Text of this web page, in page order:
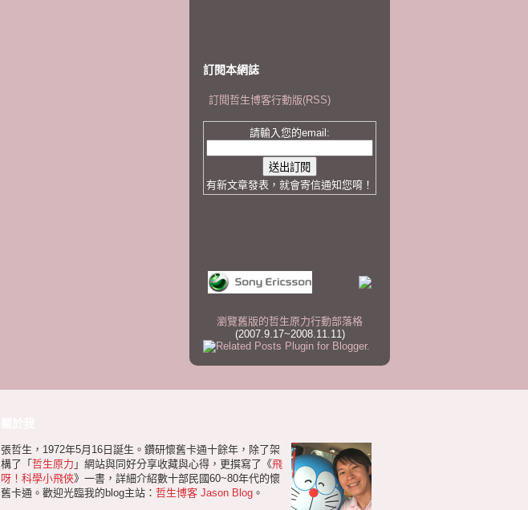
訂閱本網誌
訂閱哲生博客行動版(RSS)
請輸入您的email:
有新文章發表，就會寄信通知您唷！
瀏覽舊版的哲生原力行動部落格
(2007.9.17~2008.11.11)
張哲生，1972年5月16日誕生。鑽研懷舊卡通十餘年，除了架
構了「哲生原力 」網站與同好分享收藏與心得，更撰寫了《飛
呀！科學小飛俠》一書，詳細介紹數十部民國60~80年代的懷
舊卡通。歡迎光臨我的blog主站： 哲生博客 Jason Blog 。